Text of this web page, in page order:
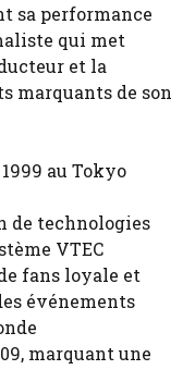
sa performance
qui met
et la
marquants de son
au Tokyo
de technologies
VTEC
fans loyale et
événements
marquant une